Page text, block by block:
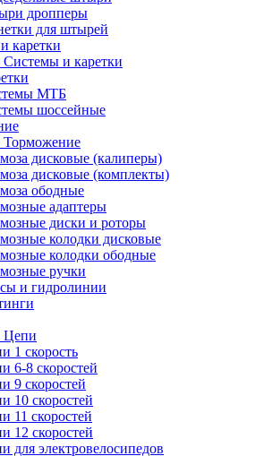
дропперы
для штырей
каретки
Системы и каретки
МТБ
шоссейные
Торможение
дисковые (калиперы)
дисковые (комплекты)
ободные
адаптеры
диски и роторы
колодки дисковые
колодки ободные
ручки
и гидролинии
Цепи
1 скорость
6-8 скоростей
9 скоростей
10 скоростей
11 скоростей
12 скоростей
для электровелосипедов